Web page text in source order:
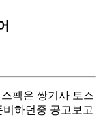
펙은 쌍기사 토스
하던중 공고보고